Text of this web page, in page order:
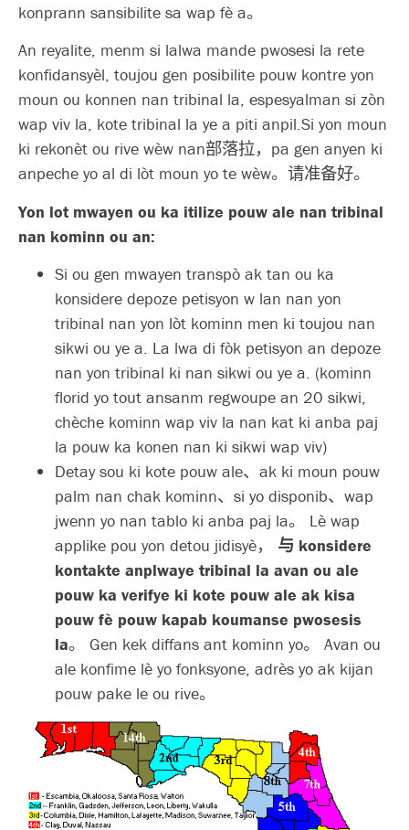
konprann sansibilite sa wap fè a。
An reyalite, menm si lalwa mande pwosesi la rete
konfidansyèl, toujou gen posibilite pouw kontre yon
moun ou konnen nan tribinal la, espesyalman si zòn
wap viv la, kote tribinal la ye a piti anpil.Si yon moun
ki rekonèt ou rive wèw nan部落拉，pa gen anyen ki
anpeche yo al di lòt moun yo te wèw。请准备好。
Yon lot mwayen ou ka itilize pouw ale nan tribinal
nan kominn ou an:
Si ou gen mwayen transpò ak tan ou ka
konsidere depoze petisyon w lan nan yon
tribinal nan yon lòt kominn men ki toujou nan
sikwi ou ye a. La lwa di fòk petisyon an depoze
nan yon tribinal ki nan sikwi ou ye a. (kominn
florid yo tout ansanm regwoupe an 20 sikwi,
chèche kominn wap viv la nan kat ki anba paj
la pouw ka konen nan ki sikwi wap viv)
Detay sou ki kote pouw ale、ak ki moun pouw
palm nan chak kominn、si yo disponib、wap
jwenn yo nan tablo ki anba paj la。 Lè wap
applike pou yon detou jidisyè， 与 konsidere
kontakte anplwaye tribinal la avan ou ale
pouw ka verifye ki kote pouw ale ak kisa
pouw fè pouw kapab koumanse pwosesis
la。 Gen kek diffans ant kominn yo。 Avan ou
ale konfime lè yo fonksyone, adrès yo ak kijan
pouw pake le ou rive。